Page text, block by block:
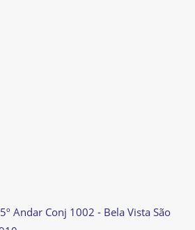
Andar Conj 1002 - Bela Vista São